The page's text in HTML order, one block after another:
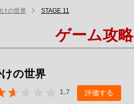
けの世界 STAGE 11
ゲーム攻略
の世界
1.7 評価する